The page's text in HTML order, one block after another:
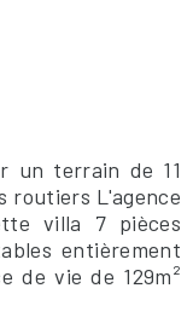
un terrain de 11
routiers L'agence
villa 7 pièces
entièrement
de vie de 129m²